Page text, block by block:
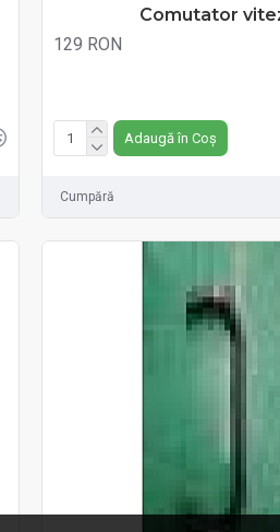
Comutator
129 RON
Adaugă în Coș
Cumpără